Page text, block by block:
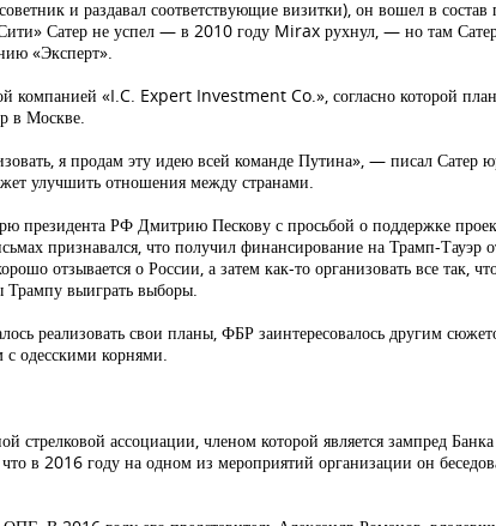
и раздавал соответствующие визитки), он вошел в
Сатер не успел — в 2010 году Mirax рухнул, — но там
«Эксперт».
компанией «I.C. Expert Investment Co.», согласно которой
в Москве.
я продам эту идею всей команде Путина», — писал Сатер
улучшить отношения между странами.
президента РФ Дмитрию Пескову с просьбой о поддержке
признавался, что получил финансирование на Трамп-Тауэр
отзывается о России, а затем как-то организовать все так,
Трампу выиграть выборы.
реализовать свои планы, ФБР заинтересовалось другим
одесскими корнями.
стрелковой ассоциации, членом которой является зампред
в 2016 году на одном из мероприятий организации он